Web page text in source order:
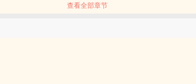
查看全部章节